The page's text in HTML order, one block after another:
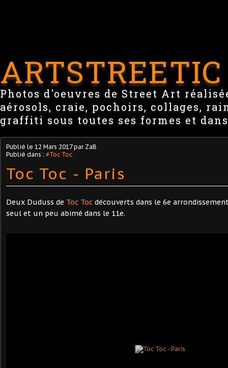
ARTSTREETIC
Photos d'oeuvres de Street Art
aérosols, craie, pochoirs, collages,
graffiti sous toutes ses formes et
Publié le 12 Mars 2017par ZaB
Publié dans : #Toc Toc
Toc Toc - Paris
Deux Duduss de Toc Toc découverts dans le 6e
seul et un peu abimé dans le 11e.